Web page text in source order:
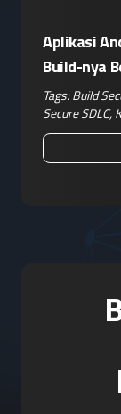
Aplikasi
Build-nya
Tags:Build
Secure SDLC,